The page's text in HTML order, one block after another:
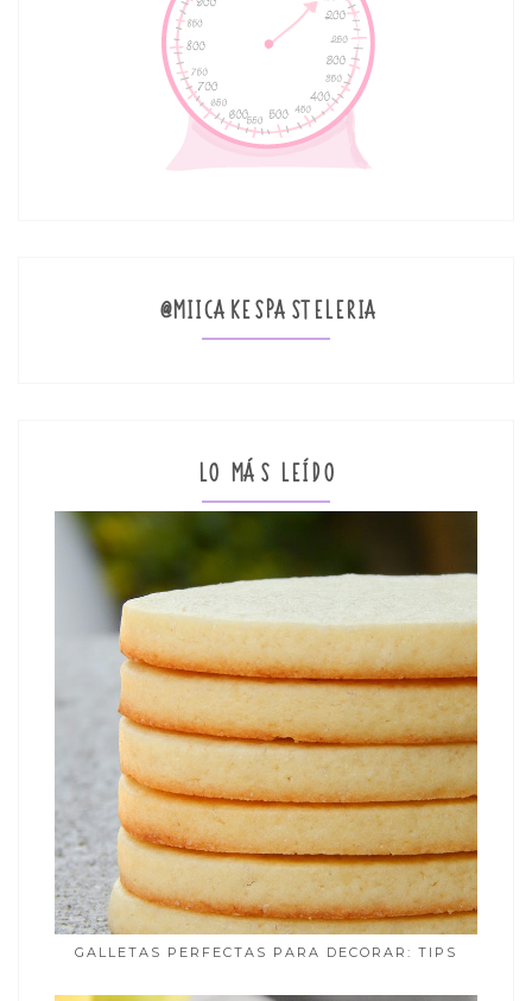
@MIICAKESPASTELERIA
LO MÁS LEÍDO
GALLETAS PERFECTAS PARA DECORAR: TIPS